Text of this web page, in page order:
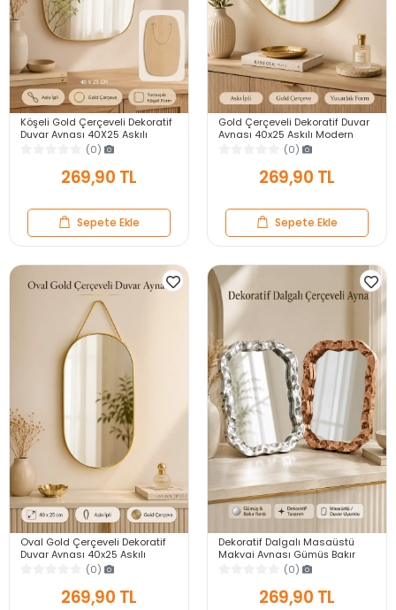
Köşeli Gold Çerçeveli Dekoratif
Duvar Aynası 40X25 Askılı
Modern Salon Antre Banyo
Yatak Odası Ayna
(0)
269,90 TL
Sepete Ekle
Gold Çerçeveli Dekoratif Duvar
Aynası 40x25 Askılı Modern
Salon Antre Banyo Yatak Odası
(0)
269,90 TL
Sepete Ekle
Oval Gold Çerçeveli Dekoratif
Duvar Aynası 40x25 Askılı
Modern Salon Antre Banyo
Yatak Odası Aynası
(0)
269,90 TL
Dekoratif Dalgalı Masaüstü
Makyaj Aynası Gümüş Bakır
Çerçeveli Modern Yakın Duvar
(0)
269,90 TL